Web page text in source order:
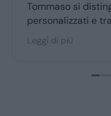
consigli
offrendo
Broker
dai clienti fedeli,